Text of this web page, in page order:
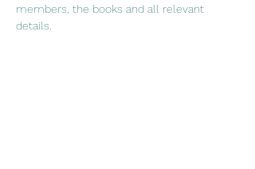
members, the books and all relevant
details.